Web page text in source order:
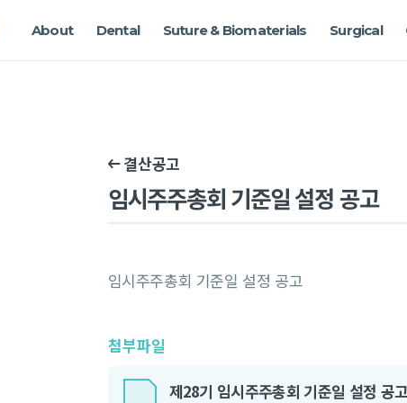
About Dental Suture & Biomaterials Surgical
결산공고
임시주주총회 기준일 설정 공고
임시주주총회 기준일 설정 공고
첨부파일
제28기 임시주주총회 기준일 설정 공